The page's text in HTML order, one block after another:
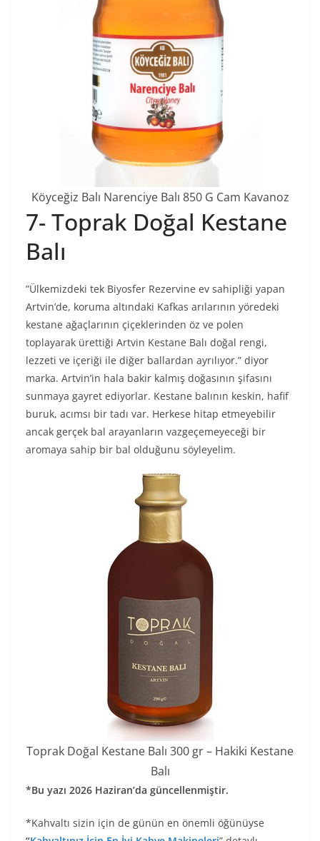
Köyceğiz Balı Narenciye Balı 850 G Cam Kavanoz
7- Toprak Doğal Kestane
Balı
”Ülkemizdeki tek Biyosfer Rezervine ev sahipliği yapan
Artvin’de, koruma altındaki Kafkas arılarının yöredeki
kestane ağaçlarının çiçeklerinden öz ve polen
toplayarak ürettiği Artvin Kestane Balı doğal rengi,
lezzeti ve içeriği ile diğer ballardan ayrılıyor.” diyor
marka. Artvin’in hala bakir kalmış doğasının şifasını
sunmaya gayret ediyorlar. Kestane balının keskin, hafif
buruk, acımsı bir tadı var. Herkese hitap etmeyebilir
ancak gerçek bal arayanların vazgeçemeyeceği bir
aromaya sahip bir bal olduğunu söyleyelim.
Toprak Doğal Kestane Balı 300 gr – Hakiki Kestane
Balı
*Bu yazı 2026 Haziran’da güncellenmiştir.
*Kahvaltı sizin için de günün en önemli öğünüyse